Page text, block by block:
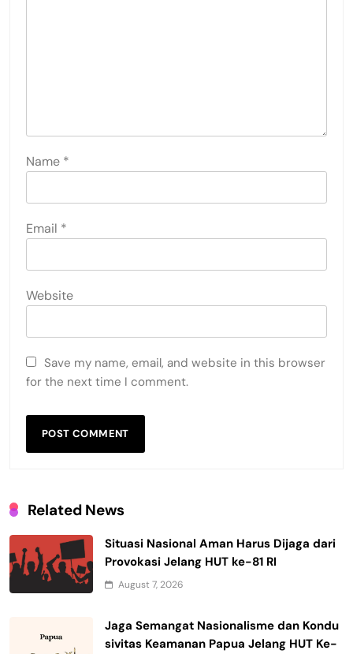
Name *
Email *
Website
Save my name, email, and website in this browser
for the next time I comment.
Related News
Situasi Nasional Aman Harus Dijaga dari
Provokasi Jelang HUT ke-81 RI
August 7, 2026
Jaga Semangat Nasionalisme dan Kondu
sivitas Keamanan Papua Jelang HUT Ke-